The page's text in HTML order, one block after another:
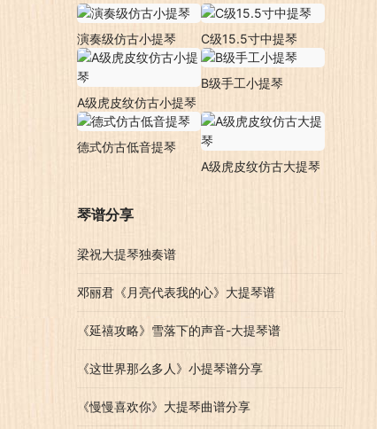
演奏级仿古小提琴 C级15.5寸中提琴
A级虎皮纹仿古小提琴
B级手工小提琴
德式仿古低音提琴
A级虎皮纹仿古大提琴
琴谱分享
梁祝大提琴独奏谱
邓丽君《月亮代表我的心》大提琴谱
《延禧攻略》雪落下的声音-大提琴谱
《这世界那么多人》小提琴谱分享
《慢慢喜欢你》大提琴曲谱分享